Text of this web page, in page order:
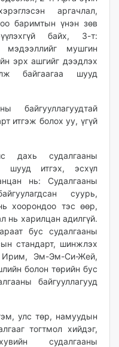
аргачлал,
баримтын үнэн зөв
байх, 3-т:
мушгин
эрх ашгийг дээдлэх
байгаагаа шууд
байгууллагуудтай
итгэж болох уу, үгүй
судалгааны
шууд итгэх, эсхүл
нь: Судалгааны
суурь,
хоорондоо тэс өөр,
нь харилцан адилгүй.
бус судалгааны
стандарт, шинжлэх
Ирим, Эм-Эм-Си-Жей,
болон төрийн бус
байгууллагууд
улс төр, намуудын
тогтмол хийдэг,
судалгааны